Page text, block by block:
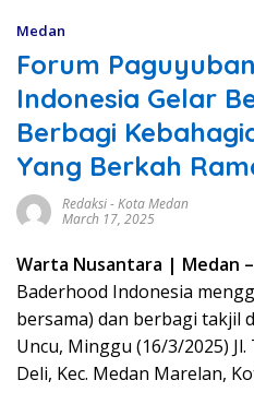
Medan
Forum
Indonesia Gelar
Berbagi
Yang Berkah
Redaksi-Kota Medan
March 17, 2025
Warta Nusantara | Medan –
Baderhood Indonesia
bersama) dan berbagi takjil
Uncu, Minggu (16/3/2025)
Deli, Kec. Medan Marelan,